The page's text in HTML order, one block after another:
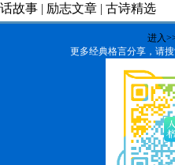
话故事 | 励志文章 | 古诗精选
进入
更多经典格言分享，请